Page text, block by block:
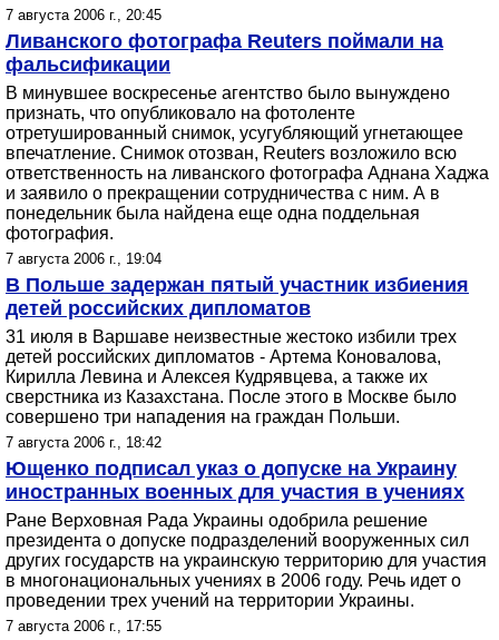
7 августа 2006 г., 20:45
Ливанского фотографа Reuters поймали на
фальсификации
В минувшее воскресенье агентство было вынуждено
признать, что опубликовало на фотоленте
отретушированный снимок, усугубляющий угнетающее
впечатление. Снимок отозван, Reuters возложило всю
ответственность на ливанского фотографа Аднана Хаджа
и заявило о прекращении сотрудничества с ним. А в
понедельник была найдена еще одна поддельная
фотография.
7 августа 2006 г., 19:04
В Польше задержан пятый участник избиения
детей российских дипломатов
31 июля в Варшаве неизвестные жестоко избили трех
детей российских дипломатов - Артема Коновалова,
Кирилла Левина и Алексея Кудрявцева, а также их
сверстника из Казахстана. После этого в Москве было
совершено три нападения на граждан Польши.
7 августа 2006 г., 18:42
Ющенко подписал указ о допуске на Украину
иностранных военных для участия в учениях
Ране Верховная Рада Украины одобрила решение
президента о допуске подразделений вооруженных сил
других государств на украинскую территорию для участия
в многонациональных учениях в 2006 году. Речь идет о
проведении трех учений на территории Украины.
7 августа 2006 г., 17:55